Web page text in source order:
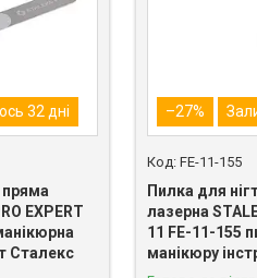
32 дні
пряма
EXPERT
Сталекс
–27%
FE-11-155
Пилка для
лазерна
11 FE-11-155
манікюру